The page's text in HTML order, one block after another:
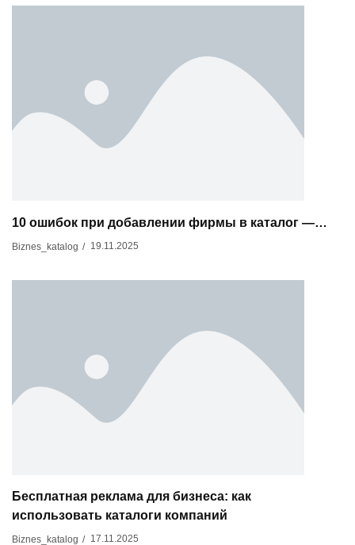
10 ошибок при добавлении фирмы в каталог —…
Biznes_katalog / 19.11.2025
Бесплатная реклама для бизнеса: как
использовать каталоги компаний
Biznes_katalog / 17.11.2025